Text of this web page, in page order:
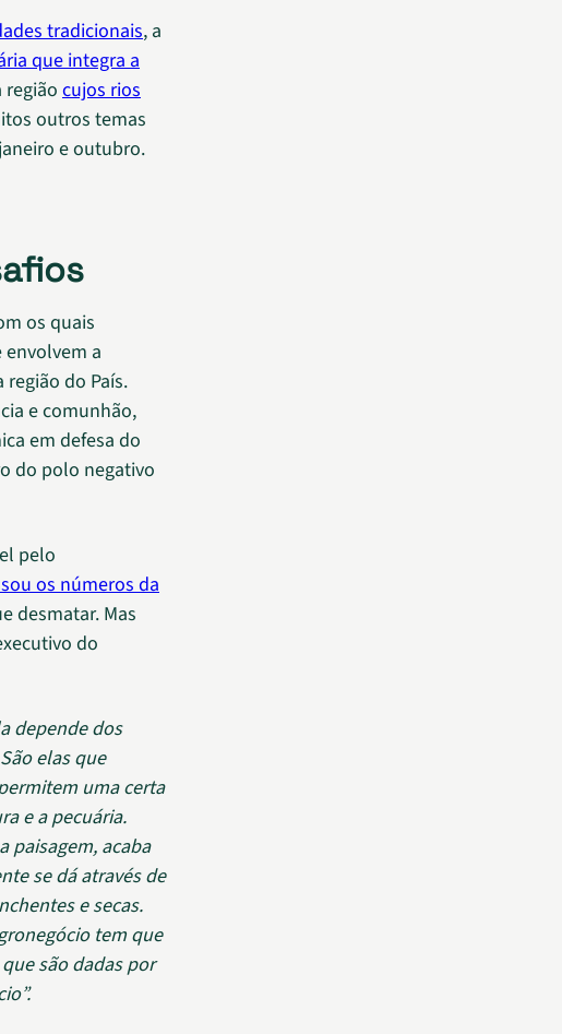
tradicionais, a
que integra a
regiãocujos rios
outros temas
e outubro.
os quais
a
do País.
e comunhão,
em defesa do
do polo negativo
pelo
os números da
desmatar. Mas
do
depende dos
elas que
uma certa
e a pecuária.
paisagem, acaba
se dá através de
e secas.
tem que
são dadas por